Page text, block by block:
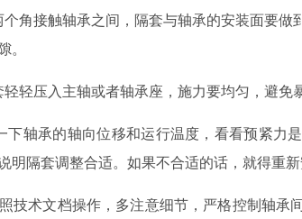
角接触轴承之间，隔套与轴承的安装面要做
。
轻压入主轴或者轴承座，施力要均匀，避免
下轴承的轴向位移和运行温度，看看预紧力
明隔套调整合适。如果不合适的话，就得重新
技术文档操作，多注意细节，严格控制轴承